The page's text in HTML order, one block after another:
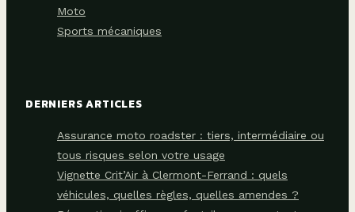
Moto
Sports mécaniques
DERNIERS ARTICLES
Assurance moto roadster : tiers, intermédiaire ou
tous risques selon votre usage
Vignette Crit’Air à Clermont-Ferrand : quels
véhicules, quelles règles, quelles amendes ?